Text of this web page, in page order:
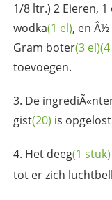
1/8 ltr.) 2 Eieren, 1
wodka(1 el), en
Gram boter(3 el)
toevoegen.
De
gist(20) is
Het deeg(1 stuk)
tot er zich